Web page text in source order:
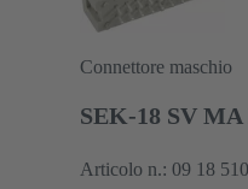
vetro
RAL 7032
Connettore maschio
SEK-18 SV MA
Articolo n.: 09 18